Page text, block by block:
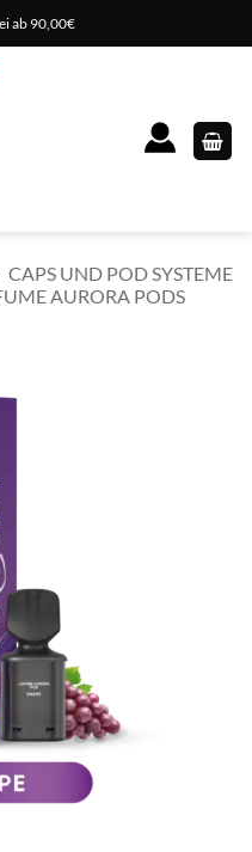
ab 90,00€
CAPS UND POD SYSTEME
AURORA PODS